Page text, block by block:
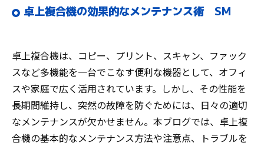
卓上複合機の効果的なメンテナンス術 SM
卓上複合機は、コピー、プリント、スキャン、ファック
スなど多機能を一台でこなす便利な機器として、オフィ
スや家庭で広く活用されています。しかし、その性能を
長期間維持し、突然の故障を防ぐためには、日々の適切
なメンテナンスが欠かせません。本ブログでは、卓上複
合機の基本的なメンテナンス方法や注意点、トラブルを